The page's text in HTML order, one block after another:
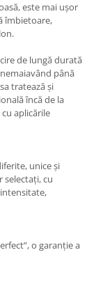
este mai ușor
îmbietoare,
de lungă durată
până
tratează și
încă de la
aplicările
unice și
cu
o garanție a